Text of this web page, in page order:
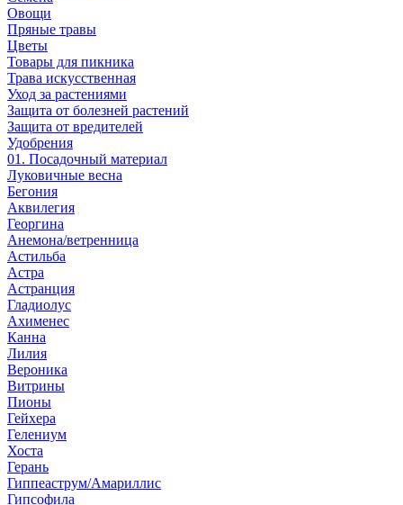
Овощи
Пряные травы
Цветы
Товары для пикника
Трава искусственная
Уход за растениями
Защита от болезней растений
Защита от вредителей
Удобрения
01. Посадочный материал
Луковичные весна
Бегония
Аквилегия
Георгина
Анемона/ветренница
Астильба
Астра
Астранция
Гладиолус
Ахименес
Канна
Лилия
Вероника
Витрины
Пионы
Гейхера
Гелениум
Хоста
Герань
Гиппеаструм/Амариллис
Гипсофила